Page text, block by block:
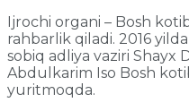
Ijrochi organi – Bosh
rahbarlik qiladi. 2016
sobiq adliya vaziri
Abdulkarim Iso Bosh
yuritmoqda.